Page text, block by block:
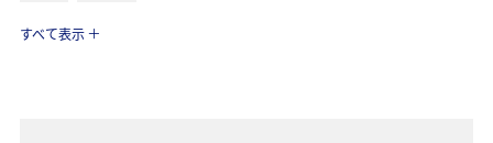
すべて表示